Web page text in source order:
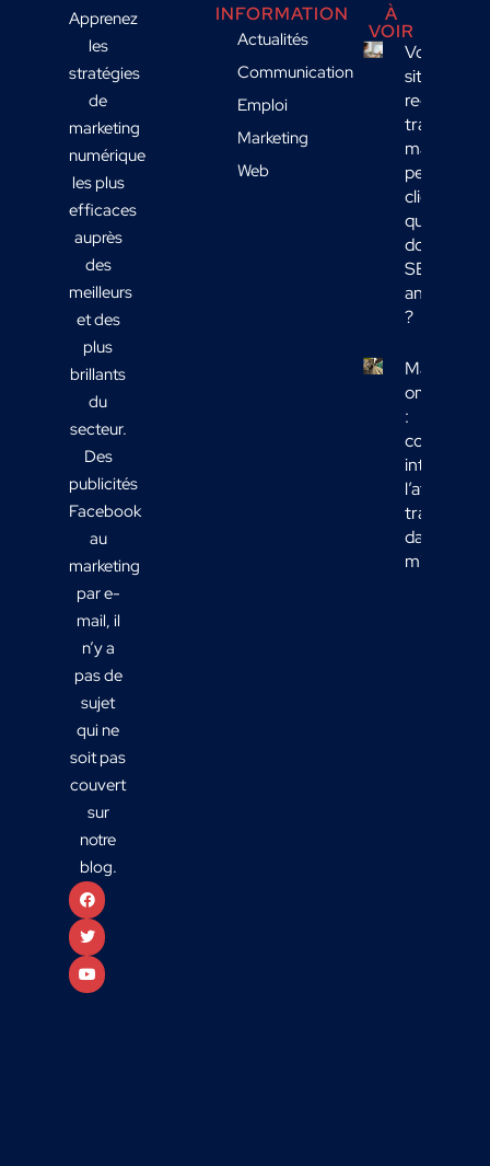
Apprenez
les
stratégies
de
marketing
numérique
les plus
efficaces
auprès
des
meilleurs
et des
plus
brillants
du
secteur.
Des
publicités
Facebook
au
marketing
par e-
mail, il
n’y a
pas de
sujet
qui ne
soit pas
couvert
sur
notre
blog.
INFORMATION
Actualités
Communication
Emploi
Marketing
Web
À
VOIR
Votre
site
reçoit du
trafic
mais
peu de
clients :
quelles
données
SEO
analyser
?
Marketing
omnicanal
:
comment
intégrer
l’affichage
transport
dans votre
mix média